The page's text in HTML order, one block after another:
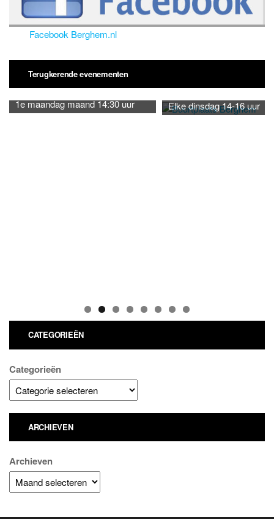
Facebook Berghem.nl
Terugkerende evenementen
1e maandag maand 14:30 uur Elke dinsdag 14-16 uur
CATEGORIEËN
Categorieën
ARCHIEVEN
Archieven